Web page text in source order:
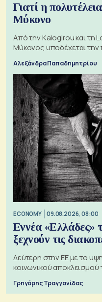
Γιατί η
Μύκονο
Από την Kalogirou και τη
Μύκονος υποδέχεται την
Αλεξάνδρα Παπαδημητρίου
ECONOMY 09.08.2026, 08:00
Εννέα «Ελλάδες»
ξεχνούν τις
Δεύτερη στην ΕΕ με το
κοινωνικού αποκλεισμού
Γρηγόρης Τραγγανίδας